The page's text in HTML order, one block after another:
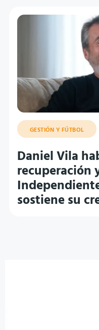
GESTIÓN Y FÚTBOL
Daniel Vila
recuperación
sostiene su